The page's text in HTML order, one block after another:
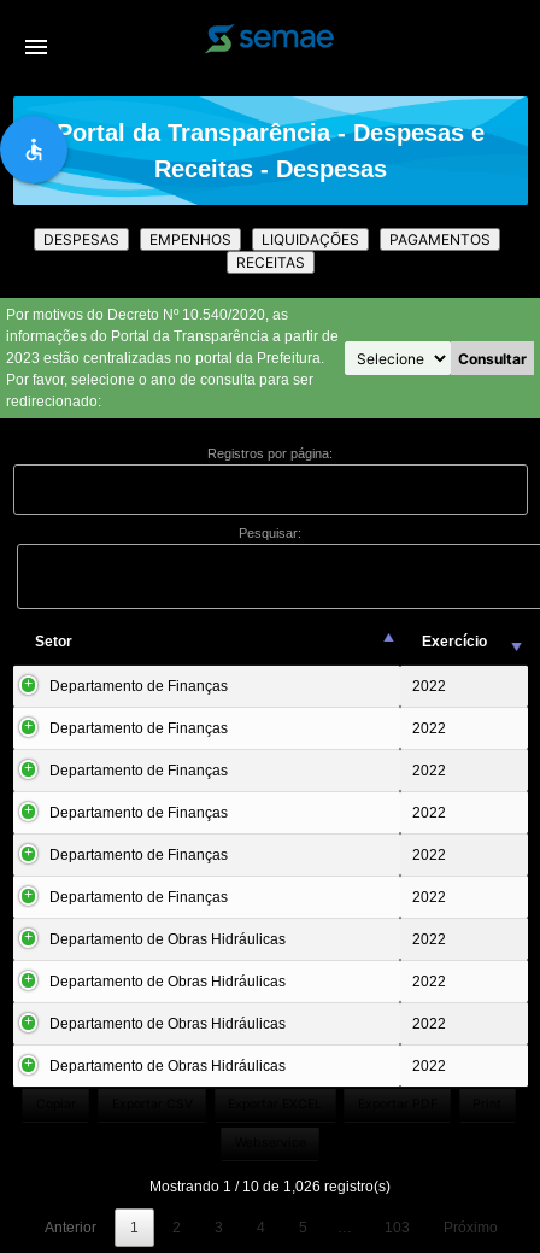
menu
accessible
Portal da Transparência - Despesas e
Receitas - Despesas
Por motivos do Decreto Nº 10.540/2020, as
informações do Portal da Transparência a partir de
2023 estão centralizadas no portal da Prefeitura.
Por favor, selecione o ano de consulta para ser
redirecionado:
Consultar
Registros por página:
Pesquisar:
Setor Exercício
Departamento de Finanças 2022
Departamento de Finanças 2022
Departamento de Finanças 2022
Departamento de Finanças 2022
Departamento de Finanças 2022
Departamento de Finanças 2022
Departamento de Obras Hidráulicas 2022
Departamento de Obras Hidráulicas 2022
Departamento de Obras Hidráulicas 2022
Departamento de Obras Hidráulicas 2022
Mostrando 1 / 10 de 1,026 registro(s)
Anterior 1 2 3 4 5 … 103 Próximo